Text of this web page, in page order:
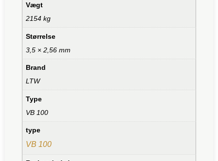
Vægt
2154 kg
Størrelse
3,5 × 2,56 mm
Brand
LTW
Type
VB 100
type
VB 100